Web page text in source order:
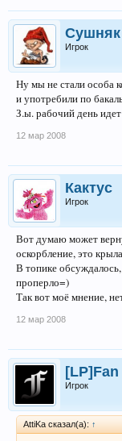
Сушняк
Игрок
Ну мы не стали особа
и употребили по
З.ы. рабочий день
12 мар 2008
Кактус
Игрок
Вот думаю может
оскорбление, это
В топике
проперло=)
Так вот моё мнение,
12 мар 2008
[LP]Fan
Игрок
AttiKa сказал(а): ↑